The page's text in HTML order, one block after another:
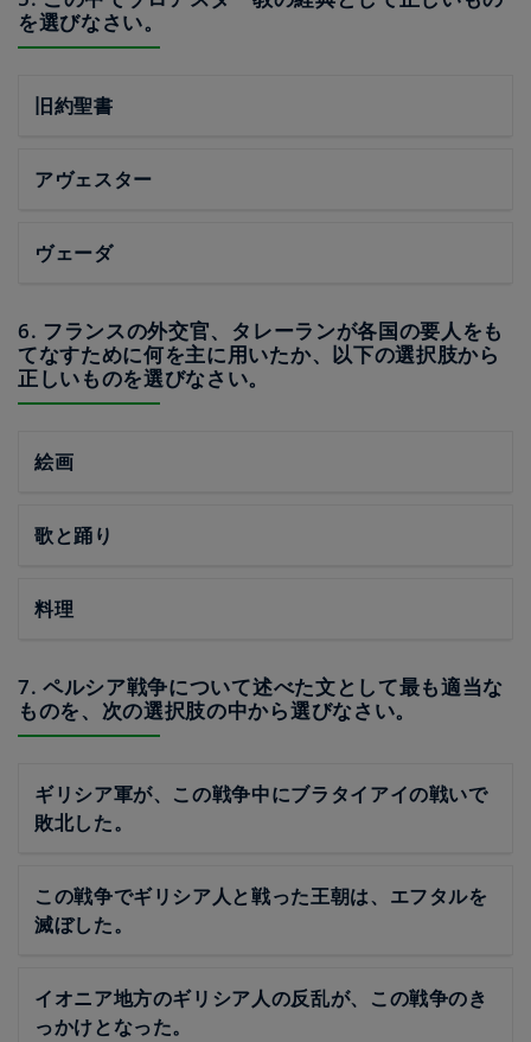
を選びなさい。
旧約聖書
アヴェスター
ヴェーダ
6. フランスの外交官、タレーランが各国の要人をも
てなすために何を主に用いたか、以下の選択肢から
正しいものを選びなさい。
絵画
歌と踊り
料理
7. ペルシア戦争について述べた文として最も適当な
ものを、次の選択肢の中から選びなさい。
ギリシア軍が、この戦争中にブラタイアイの戦いで
敗北した。
この戦争でギリシア人と戦った王朝は、エフタルを
滅ぼした。
イオニア地方のギリシア人の反乱が、この戦争のき
っかけとなった。